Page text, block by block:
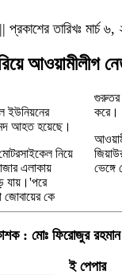
তারিখঃ মার্চ
আওয়ামীলীগ
ইউনিয়নের
আহত হয়েছে।
নিয়ে
এলাকায়
যায়।'পরে
জোবায়ের কে
গুরুতর
করে।
: মোঃ ফিরোজুর রহমান
ই পেপার